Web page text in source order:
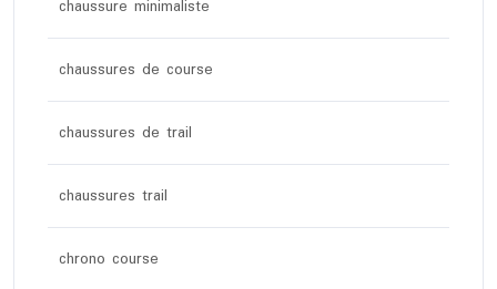
chaussure minimaliste
chaussures de course
chaussures de trail
chaussures trail
chrono course